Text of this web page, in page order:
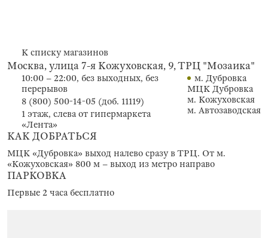
К списку магазинов
Москва, улица 7-я Кожуховская, 9, ТРЦ "Мозаика"
10:00 – 22:00, без выходных, без
перерывов
8 (800) 500-14-05 (доб. 11119)
1 этаж, слева от гипермаркета
«Лента»
м. Дубровка
МЦК Дубровка
м. Кожуховская
м. Автозаводская
КАК ДОБРАТЬСЯ
МЦК «Дубровка» выход налево сразу в ТРЦ. От м.
«Кожуховская» 800 м – выход из метро направо
ПАРКОВКА
Первые 2 часа бесплатно